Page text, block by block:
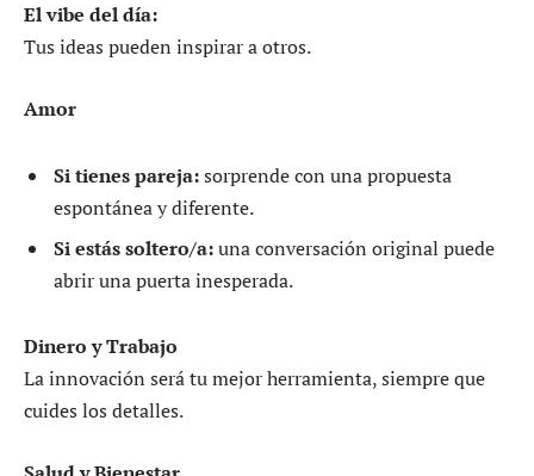
El vibe del día:
Tus ideas pueden inspirar a otros.
Amor
Si tienes pareja:sorprende con una propuesta
espontánea y diferente.
Si estás soltero/a:una conversación original puede
abrir una puerta inesperada.
Dinero y Trabajo
La innovación será tu mejor herramienta, siempre que
cuides los detalles.